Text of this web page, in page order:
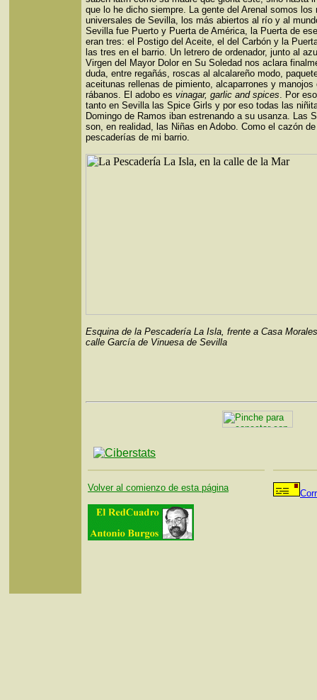
que lo he dicho siempre. La gente del Arenal somos los
universales de Sevilla, los más abiertos al río y al
Sevilla fue Puerto y Puerta de América, la Puerta de
eran tres: el Postigo del Aceite, el del Carbón y la
las tres en el barrio. Un letrero de ordenador, junto al
Virgen del Mayor Dolor en Su Soledad nos aclara
duda, entre regañás, roscas al alcalareño modo,
aceitunas rellenas de pimiento, alcaparrones y manojos
rábanos. El adobo es vinagar, garlic and spices. Por
tanto en Sevilla las Spice Girls y por eso todas las
Domingo de Ramos iban estrenando a su usanza. Las
son, en realidad, las Niñas en Adobo. Como el cazón
pescaderías de mi barrio.
Esquina de la Pescadería La Isla, frente a Casa
calle García de Vinuesa de Sevilla
Volver al comienzo de esta página